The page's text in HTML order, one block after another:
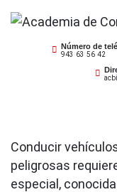
Saltar
contenido
Tu Autoescuela
Permiso A1,
Número de
943 63 56 42
Conducir
peligrosas
especial,